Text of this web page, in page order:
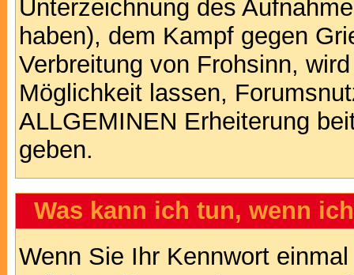
Unterzeichnung des
haben), dem Kampf gegen
Verbreitung von Frohsinn,
Möglichkeit lassen,
ALLGEMINEN Erheiterung
geben.
Was kann ich tun, wenn
Wenn Sie Ihr Kennwort